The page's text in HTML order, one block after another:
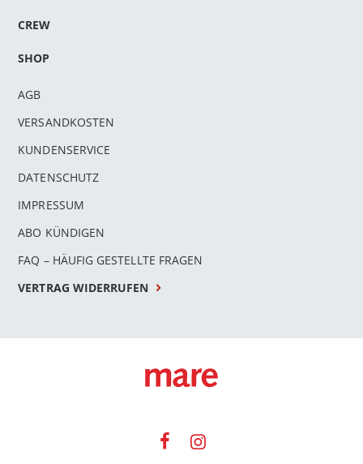
CREW
SHOP
AGB
VERSANDKOSTEN
KUNDENSERVICE
DATENSCHUTZ
IMPRESSUM
ABO KÜNDIGEN
FAQ – HÄUFIG GESTELLTE FRAGEN
VERTRAG WIDERRUFEN